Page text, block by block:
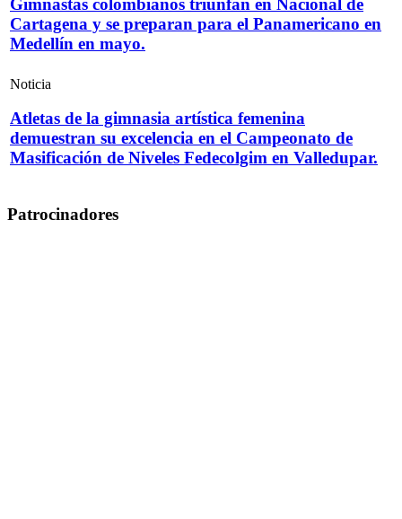
Gimnastas colombianos triunfan en Nacional de
Cartagena y se preparan para el Panamericano en
Medellín en mayo.
Noticia
Atletas de la gimnasia artística femenina
demuestran su excelencia en el Campeonato de
Masificación de Niveles Fedecolgim en Valledupar.
Patrocinadores